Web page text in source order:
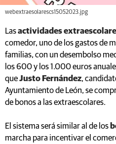
webextraesolarescs15052023.jpg
Lasactividades
comedor, uno de los gastos de
familias, con un desembolso
los 600 y los 1.000 euros
queJusto Fernández,
Ayuntamiento de León, se
de bonos a las extraescolares.
El sistema será similar al de los
marcha para incentivar el